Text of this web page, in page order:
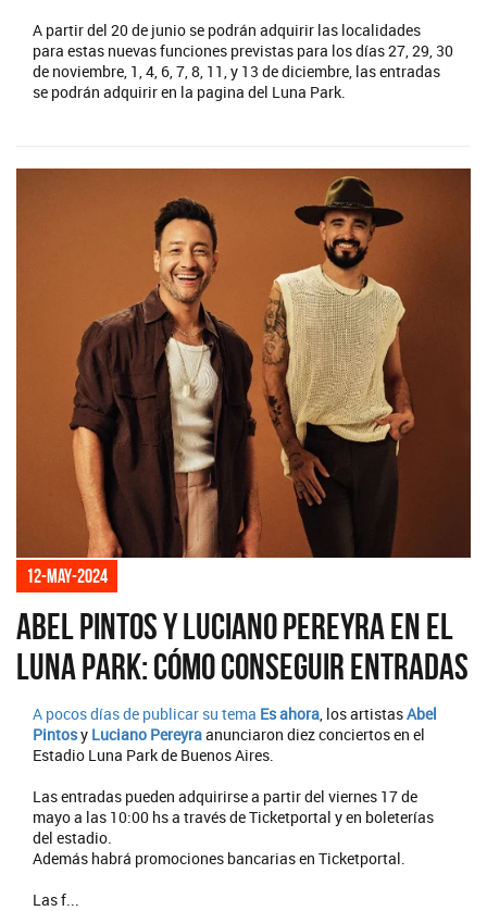
A partir del 20 de junio se podrán adquirir las localidades
para estas nuevas funciones previstas para los días 27, 29, 30
de noviembre, 1, 4, 6, 7, 8, 11, y 13 de diciembre, las entradas
se podrán adquirir en la pagina del Luna Park.
12-may-2024
Abel Pintos y Luciano Pereyra en el
Luna Park: cómo conseguir entradas
A pocos días de publicar su tema Es ahora , los artistasAbel
Pintosy Luciano Pereyraanunciaron diez conciertos en el
Estadio Luna Park de Buenos Aires.
Las entradas pueden adquirirse a partir del viernes 17 de
mayo a las 10:00 hs a través de Ticketportal y en boleterías
del estadio.
Además habrá promociones bancarias en Ticketportal.
Las f...